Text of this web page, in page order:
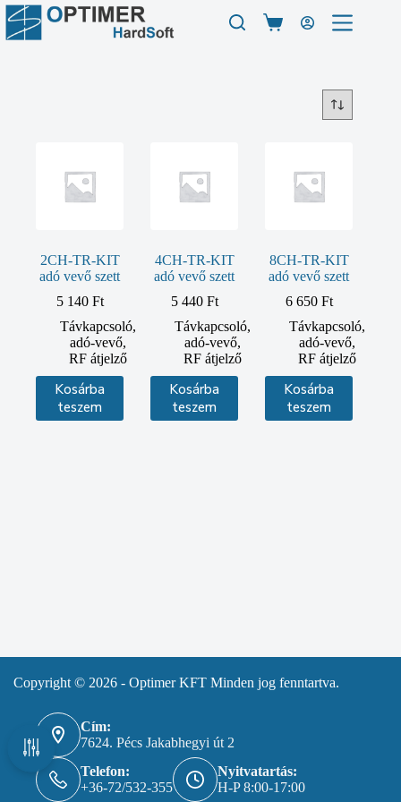
Skip
to
content
Shopping
2CH-TR-KIT
adó vevő szett
5 140 Ft
Távkapcsoló,
adó-vevő,
RF átjelző
Kosárba
teszem
4CH-TR-KIT
adó vevő szett
5 440 Ft
Távkapcsoló,
adó-vevő,
RF átjelző
Kosárba
teszem
8CH-TR-KIT
adó vevő szett
6 650 Ft
Távkapcsoló,
adó-vevő,
RF átjelző
Kosárba
teszem
Copyright © 2026 - Optimer KFT Minden jog fenntartva.
Cím:
7624. Pécs Jakabhegyi út 2
Telefon:
+36-72/532-355
Nyitvatartás:
H-P 8:00-17:00